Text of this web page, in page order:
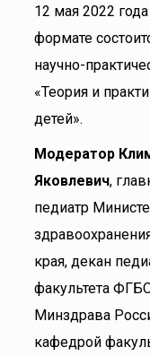
12 мая 2022
формате
научно-
«Теория и
детей».
Модератор
Яковлевич,
педиатр
края, декан
факультета
Минздрава
кафедрой